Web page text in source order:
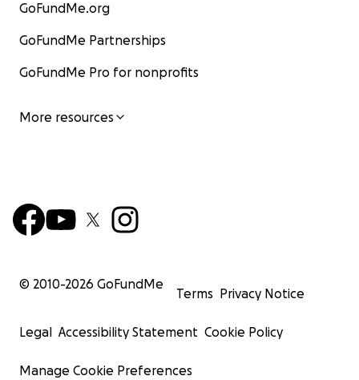
GoFundMe.org
GoFundMe Partnerships
GoFundMe Pro for nonprofits
More resources
© 2010-2026 GoFundMe
Terms Privacy Notice
Legal Accessibility Statement Cookie Policy
Manage Cookie Preferences